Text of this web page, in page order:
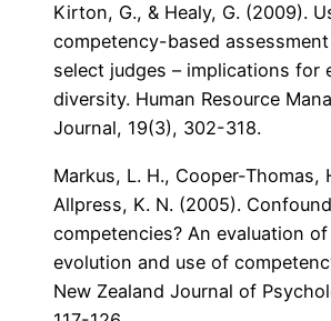
Kirton, G., & Healy, G. (2009).
competency-based
select judges – implications for
diversity. Human Resource
Journal, 19(3), 302-318.
Markus, L. H., Cooper-Thomas,
Allpress, K. N. (2005).
competencies? An evaluation
evolution and use of
New Zealand Journal of